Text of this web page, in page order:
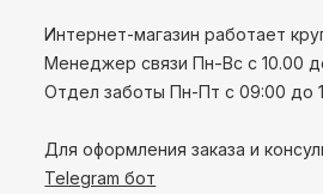
Интернет-магазин работает
Менеджер связи Пн-Вс с 10.00
Отдел заботы Пн-Пт с 09:00 до
Для оформления заказа и
Telegram бот